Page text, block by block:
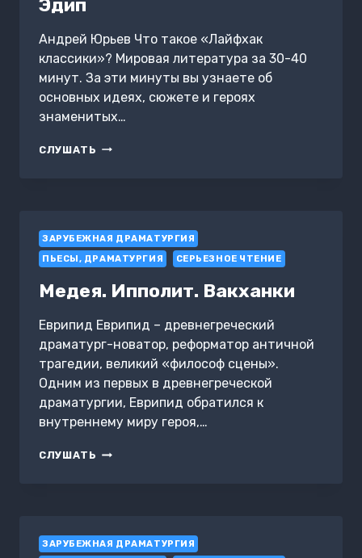
Эдип
Андрей Юрьев Что такое «Лайфхак
классики»? Мировая литература за 30-40
минут. За эти минуты вы узнаете об
основных идеях, сюжете и героях
знаменитых…
СЛУШАТЬ ЛАЙФХАК
ЗАРУБЕЖНАЯ ДРАМАТУРГИЯ
ПЬЕСЫ, ДРАМАТУРГИЯ
СЕРЬЕЗНОЕ ЧТЕНИЕ
Медея. Ипполит. Вакханки
Еврипид Еврипид – древнегреческий
драматург-новатор, реформатор античной
трагедии, великий «философ сцены».
Одним из первых в древнегреческой
драматургии, Еврипид обратился к
внутреннему миру героя,…
СЛУШАТЬ МЕДЕЯ.
ЗАРУБЕЖНАЯ ДРАМАТУРГИЯ